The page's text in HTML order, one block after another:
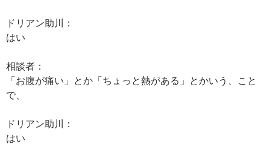
ドリアン助川：
はい
相談者：
「お腹が痛い」とか「ちょっと熱がある」とかいう、こと
で、
ドリアン助川：
はい